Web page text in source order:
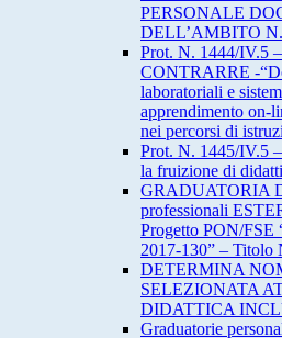
PERSONALE
DELL’AMBITO
Prot. N. 1444/IV.5
CONTRARRE -
laboratoriali e
apprendimento on-
nei percorsi di
Prot. N. 1445/IV.5
la fruizione di
GRADUATORIA
professionali
Progetto PON/
2017-130” – Titolo
DETERMINA
SELEZIONATA
DIDATTICA
Graduatorie